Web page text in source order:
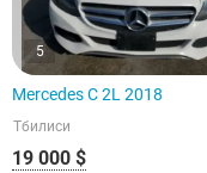
5
Mercedes C 2L 2018
Тбилиси
19 000 $